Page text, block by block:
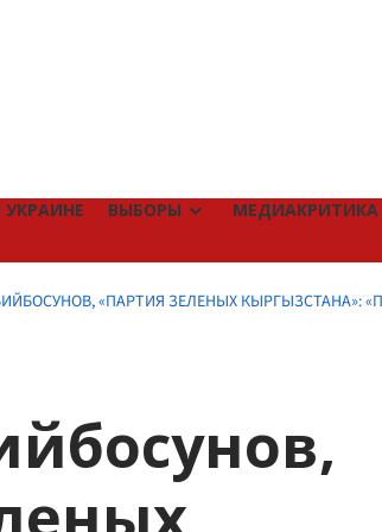
ВЫБОРЫ МЕДИАКРИТИКА
«ПАРТИЯ ЗЕЛЕНЫХ КЫРГЫЗСТАНА»: